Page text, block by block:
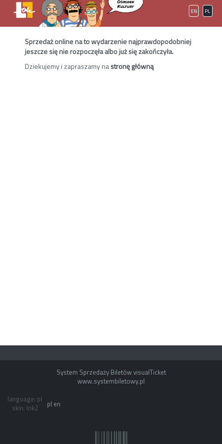
PL
EN
Sprzedaż online na to wydarzenie najprawdopodobniej
jeszcze się nie rozpoczęła albo już się zakończyła.
Dziekujemy i zapraszamy nastronę główną
System Sprzedaży Biletów visualTicket
www.systembiletowy.pl
language: pl
skin: lok2
pl en